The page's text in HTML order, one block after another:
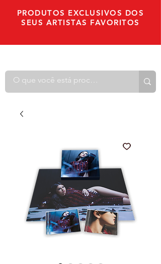
PRODUTOS EXCLUSIVOS DOS
SEUS ARTISTAS FAVORITOS